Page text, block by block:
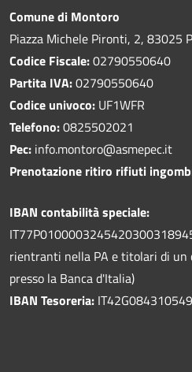
Comune di Montoro
Piazza Michele Pironti, 2, 83025
Codice Fiscale:02790550640
Partita IVA:02790550640
Codice univoco: UF1WFR
Telefono:0825502021
Pec: info.montoro@asmepec.it
Prenotazione ritiro rifiuti
IBAN contabilità speciale:
rientranti nella PA e titolari di un
presso la Banca d'Italia)
IBAN Tesoreria: